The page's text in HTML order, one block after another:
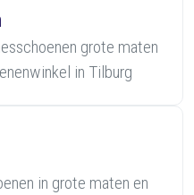
grote maten
in Tilburg
in grote maten en